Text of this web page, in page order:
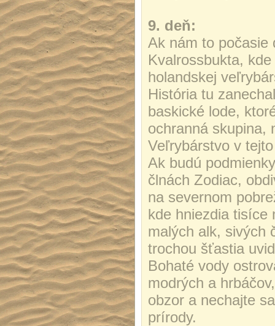
9. deň:
Ak nám to počasie
Kvalrossbukta,
holandskej
História tu
baskické lode,
ochranná skupina,
Veľrybárstvo v
Ak budú
člnách Zodiac,
na severnom
kde hniezdia tisíce
malých alk, sivých
trochou šťastia
Bohaté vody
modrých a
obzor a nechajte
prírody.